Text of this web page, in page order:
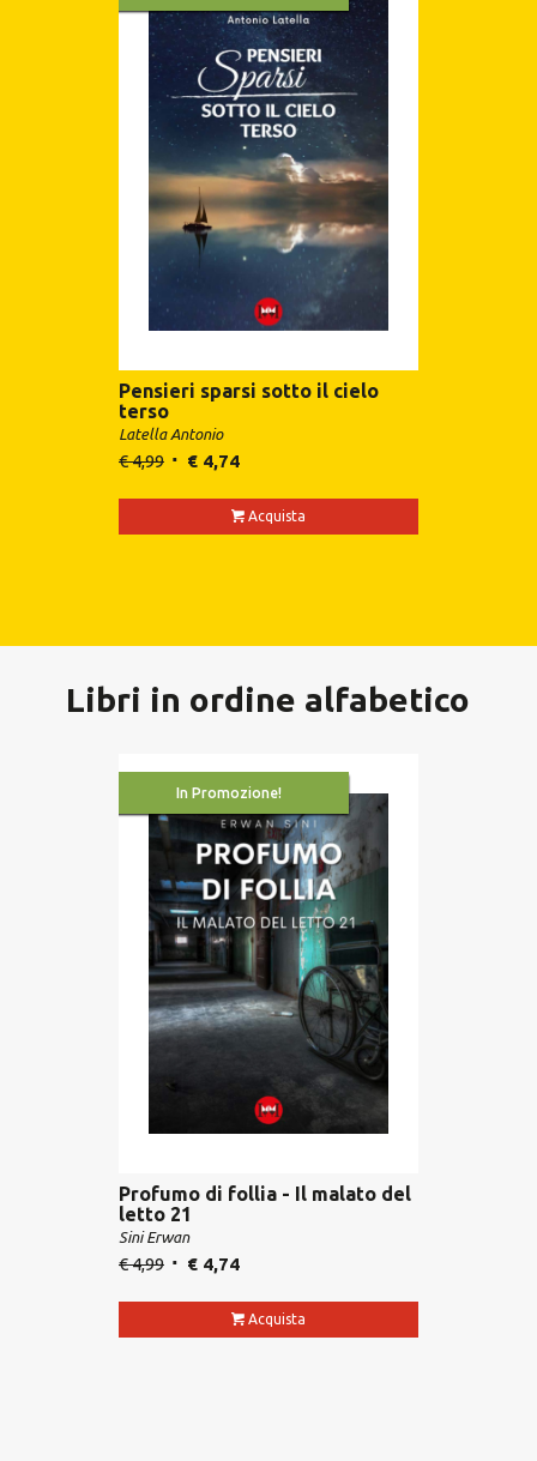
Pensieri sparsi sotto il cielo
terso
Latella Antonio
€4,99 €4,74
Acquista
Libri in ordine alfabetico
In Promozione!
Profumo di follia - Il malato del
letto 21
Sini Erwan
€4,99 €4,74
Acquista